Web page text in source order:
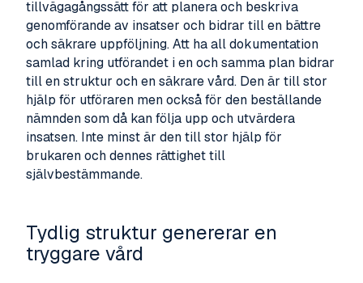
tillvägagångssätt för att planera och beskriva
genomförande av insatser och bidrar till en bättre
och säkrare uppföljning. Att ha all dokumentation
samlad kring utförandet i en och samma plan bidrar
till en struktur och en säkrare vård. Den är till stor
hjälp för utföraren men också för den beställande
nämnden som då kan följa upp och utvärdera
insatsen. Inte minst är den till stor hjälp för
brukaren och dennes rättighet till
självbestämmande.
Tydlig struktur genererar en
tryggare vård